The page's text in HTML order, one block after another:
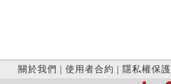
關於我們 | 使用者合約 | 隱私權保護